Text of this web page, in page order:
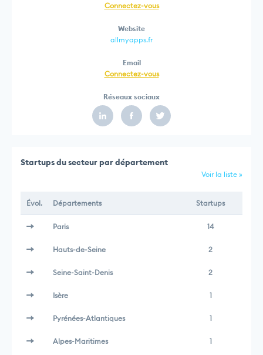
Connectez-vous
Website
allmyapps.fr
Email
Connectez-vous
Réseaux sociaux
Startups du secteur par département
Voir la liste »
Évol. Départements Startups
Paris 14
Hauts-de-Seine 2
Seine-Saint-Denis 2
Isère 1
Pyrénées-Atlantiques 1
Alpes-Maritimes 1